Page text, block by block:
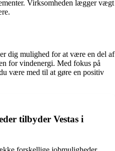
Virksomheden lægger vægt
dig mulighed for at være en del af
for vindenergi. Med fokus på
være med til at gøre en positiv
tilbyder Vestas i